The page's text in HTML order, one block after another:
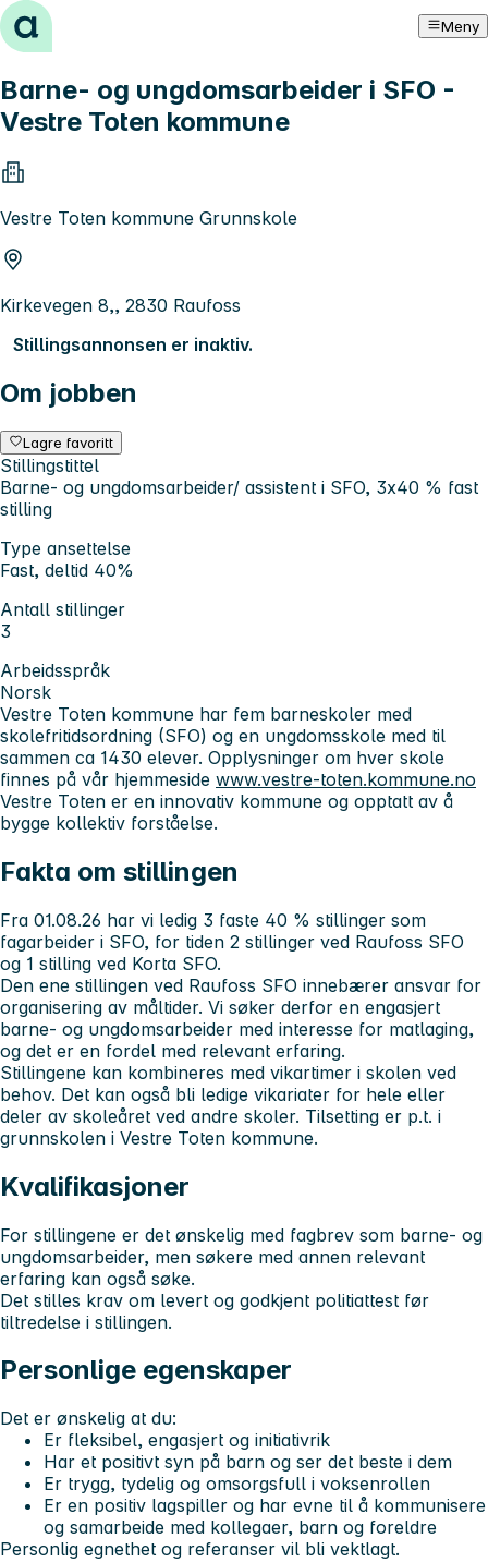
Hopp til innhold Meny
Barne- og ungdomsarbeider i SFO -
Vestre Toten kommune
Vestre Toten kommune Grunnskole
Kirkevegen 8,, 2830 Raufoss
Stillingsannonsen er inaktiv.
Om jobben
Lagre favoritt
Stillingstittel
Barne- og ungdomsarbeider/ assistent i SFO, 3x40 % fast
stilling
Type ansettelse
Fast, deltid 40%
Antall stillinger
3
Arbeidsspråk
Norsk
Vestre Toten kommune har fem barneskoler med
skolefritidsordning (SFO) og en ungdomsskole med til
sammen ca 1430 elever. Opplysninger om hver skole
finnes på vår hjemmeside www.vestre-toten.kommune.no
Vestre Toten er en innovativ kommune og opptatt av å
bygge kollektiv forståelse.
Fakta om stillingen
Fra 01.08.26 har vi ledig 3 faste 40 % stillinger som
fagarbeider i SFO, for tiden 2 stillinger ved Raufoss SFO
og 1 stilling ved Korta SFO.
Den ene stillingen ved Raufoss SFO innebærer ansvar for
organisering av måltider. Vi søker derfor en engasjert
barne- og ungdomsarbeider med interesse for matlaging,
og det er en fordel med relevant erfaring.
Stillingene kan kombineres med vikartimer i skolen ved
behov. Det kan også bli ledige vikariater for hele eller
deler av skoleåret ved andre skoler. Tilsetting er p.t. i
grunnskolen i Vestre Toten kommune.
Kvalifikasjoner
For stillingene er det ønskelig med fagbrev som barne- og
ungdomsarbeider, men søkere med annen relevant
erfaring kan også søke.
Det stilles krav om levert og godkjent politiattest før
tiltredelse i stillingen.
Personlige egenskaper
Det er ønskelig at du:
Er fleksibel, engasjert og initiativrik
Har et positivt syn på barn og ser det beste i dem
Er trygg, tydelig og omsorgsfull i voksenrollen
Er en positiv lagspiller og har evne til å kommunisere
og samarbeide med kollegaer, barn og foreldre
Personlig egnethet og referanser vil bli vektlagt.